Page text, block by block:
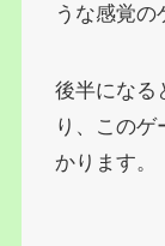
うな感覚の
後半になる
り、このゲ
かります。